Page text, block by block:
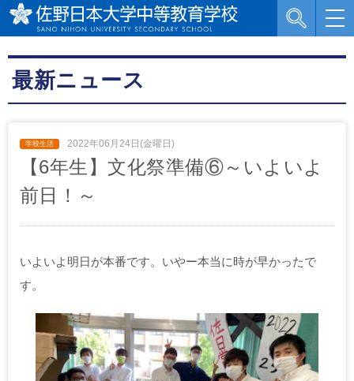
最新ニュース
2022年06月24日(金曜日)
【6年生】文化祭準備⑥～いよいよ
前日！～
いよいよ明日が本番です。いやー本当に時が早かったで
す。